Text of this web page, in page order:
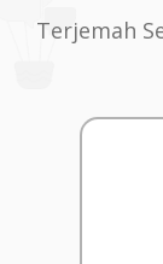
Terjemah